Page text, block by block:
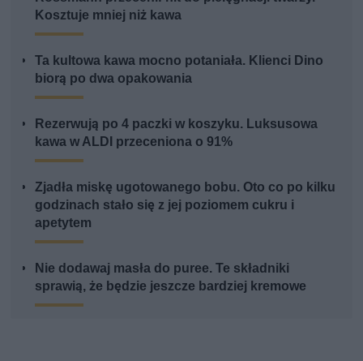
Kosztuje mniej niż kawa
Ta kultowa kawa mocno potaniała. Klienci Dino
biorą po dwa opakowania
Rezerwują po 4 paczki w koszyku. Luksusowa
kawa w ALDI przeceniona o 91%
Zjadła miskę ugotowanego bobu. Oto co po kilku
godzinach stało się z jej poziomem cukru i
apetytem
Nie dodawaj masła do puree. Te składniki
sprawią, że będzie jeszcze bardziej kremowe